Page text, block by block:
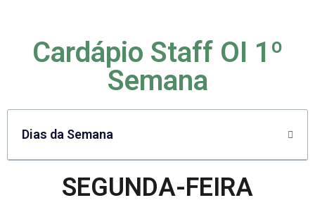
Cardápio Staff OI 1º
Semana
Dias da Semana
SEGUNDA-FEIRA